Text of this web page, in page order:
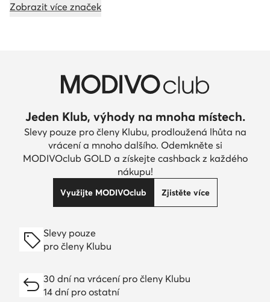
Zobrazit více značek
Jeden Klub, výhody na mnoha místech.
Slevy pouze pro členy Klubu, prodloužená lhůta na
vrácení a mnoho dalšího. Odemkněte si
MODIVOclub GOLD a získejte cashback z každého
nákupu!
Využijte MODIVOclub Zjistěte více
Slevy pouze
pro členy Klubu
30 dní na vrácení pro členy Klubu
14 dní pro ostatní